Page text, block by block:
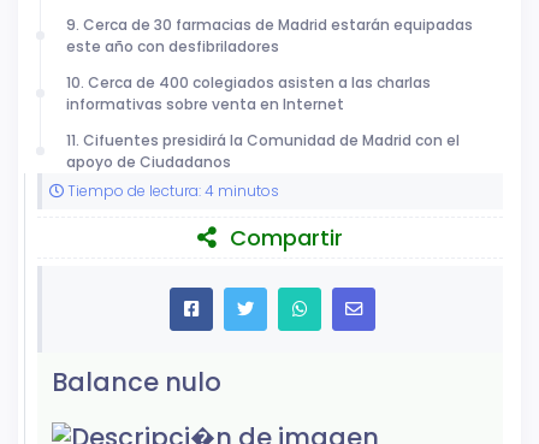
9. Cerca de 30 farmacias de Madrid estarán equipadas
este año con desfibriladores
10. Cerca de 400 colegiados asisten a las charlas
informativas sobre venta en Internet
11. Cifuentes presidirá la Comunidad de Madrid con el
apoyo de Ciudadanos
Tiempo de lectura: 4 minutos
Compartir
Balance nulo